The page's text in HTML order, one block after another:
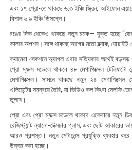
এবং ১৭ প্রো-তে থাকছে ৬.৩ ইঞ্চি স্ক্রিন, আইফোন
বিশাল ৬.৯ ইঞ্চি ডিসপ্লে।
রঙের দিক থেকেও থাকছে নতুন চমক— যুক্ত হচ্ছে
কালার অপশন। সঙ্গে থাকছে আগের মতো ব্ল্যাক, হোয়াইট
ক্যামেরা সেকশনে অ্যাপল এবার সত্যিকার অর্থেই বড়সড়
প্রো ম্যাক্স মডেলে থাকবে ৪৮ মেগাপিক্সেল
মেগাপিক্সেল। সামনে থাকছে নতুন ২৪ মেগাপিক্সেল
এলিমেন্টের সমন্বয়ে তৈরি, যা ভিডিও কল কিংবা
তুলবে।
প্রো এবং প্রো ম্যাক্স মডেলে থাকবে একেবারে নতুন
রেজিস্ট্যান্ট ন্যানো-টেক্সচার গ্লাস, এবং ছোট আকারের
আরও প্রশস্ত। নতুন মেটালেন্স প্রযুক্তি ব্যবহার
উন্নত করা হচ্ছে।